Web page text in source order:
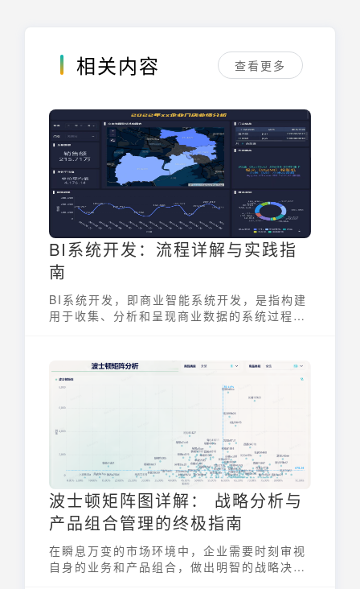
相关内容 查看更多
BI系统开发：流程详解与实践指
南
BI系统开发，即商业智能系统开发，是指构建
用于收集、分析和呈现商业数据的系统过程。
数据挖掘、OLAP分析等技术，将分散的数据
转化为可操作的商业洞察，是现代企业数据驱
波士顿矩阵图详解： 战略分析与
产品组合管理的终极指南
在瞬息万变的市场环境中，企业需要时刻审视
自身的业务和产品组合，做出明智的战略决